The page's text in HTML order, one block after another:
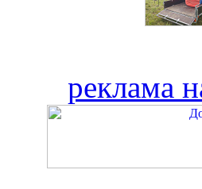
реклама